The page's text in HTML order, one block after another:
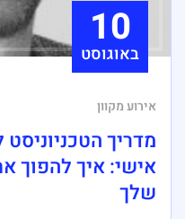
10
באוגוסט
אירוע מקוון
מדריך
שלך